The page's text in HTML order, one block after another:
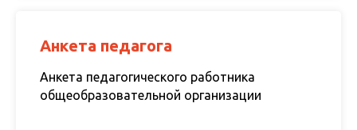
Анкета педагога
Анкета педагогического работника
общеобразовательной организации